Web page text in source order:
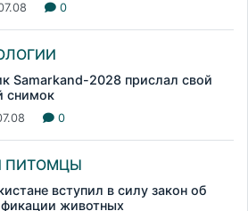
0
Samarkand-2028 прислал свой
снимок
0
ПИТОМЦЫ
вступил в силу закон об
животных